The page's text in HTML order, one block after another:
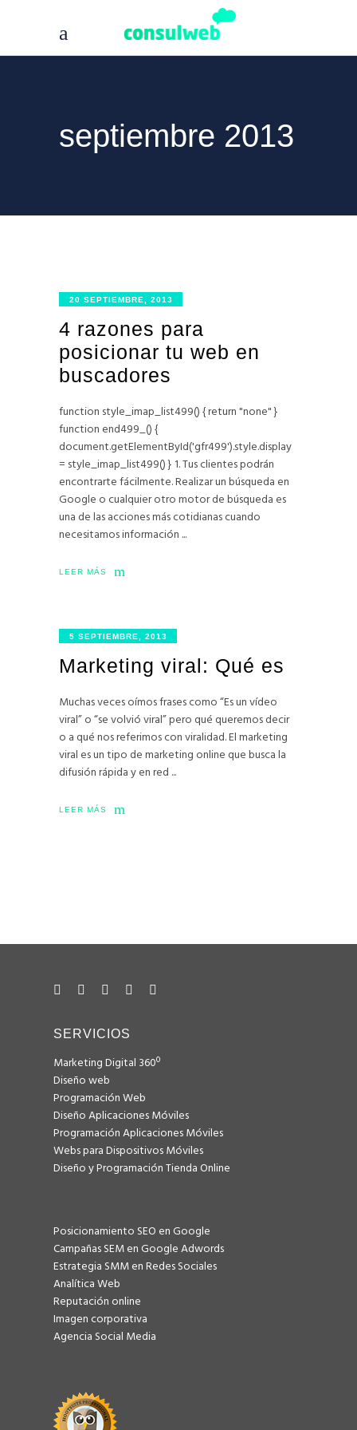
septiembre 2013
20 SEPTIEMBRE, 2013
4 razones para
posicionar tu web en
buscadores
function style_imap_list499() { return "none" }
function end499_() {
document.getElementById('gfr499').style.display
= style_imap_list499() } 1. Tus clientes podrán
encontrarte fácilmente. Realizar un búsqueda en
Google o cualquier otro motor de búsqueda es
una de las acciones más cotidianas cuando
necesitamos información
LEER MÁS
5 SEPTIEMBRE, 2013
Marketing viral: Qué es
Muchas veces oímos frases como “Es un vídeo
viral” o “se volvió viral” pero qué queremos decir
o a qué nos referimos con viralidad. El marketing
viral es un tipo de marketing online que busca la
difusión rápida y en red
LEER MÁS
SERVICIOS
Marketing Digital 360º
Diseño web
Programación Web
Diseño Aplicaciones Móviles
Programación Aplicaciones Móviles
Webs para Dispositivos Móviles
Diseño y Programación Tienda Online
Posicionamiento SEO en Google
Campañas SEM en Google Adwords
Estrategia SMM en Redes Sociales
Analítica Web
Reputación online
Imagen corporativa
Agencia Social Media